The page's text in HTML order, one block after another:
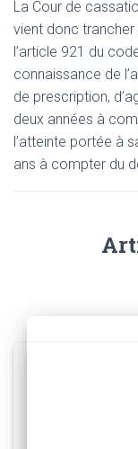
La Cour de
vient donc
l’article 921 du
connaissance de
de prescription,
deux années à
l’atteinte portée à
ans à compter du